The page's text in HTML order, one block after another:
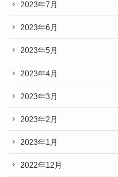
2023年7月
2023年6月
2023年5月
2023年4月
2023年3月
2023年2月
2023年1月
2022年12月